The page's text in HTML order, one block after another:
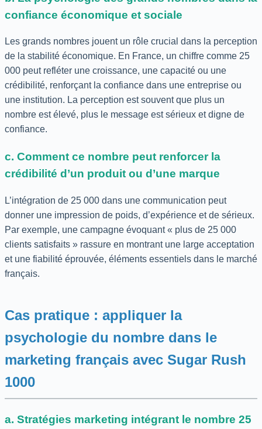
confiance économique et sociale
Les grands nombres jouent un rôle crucial dans la perception
de la stabilité économique. En France, un chiffre comme 25
000 peut refléter une croissance, une capacité ou une
crédibilité, renforçant la confiance dans une entreprise ou
une institution. La perception est souvent que plus un
nombre est élevé, plus le message est sérieux et digne de
confiance.
c. Comment ce nombre peut renforcer la
crédibilité d’un produit ou d’une marque
L’intégration de 25 000 dans une communication peut
donner une impression de poids, d’expérience et de sérieux.
Par exemple, une campagne évoquant « plus de 25 000
clients satisfaits » rassure en montrant une large acceptation
et une fiabilité éprouvée, éléments essentiels dans le marché
français.
Cas pratique : appliquer la
psychologie du nombre dans le
marketing français avec Sugar Rush
1000
a. Stratégies marketing intégrant le nombre 25